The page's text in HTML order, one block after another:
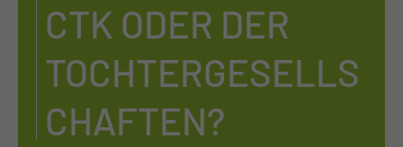
CTK ODER DER
TOCHTERGESELLS
CHAFTEN?